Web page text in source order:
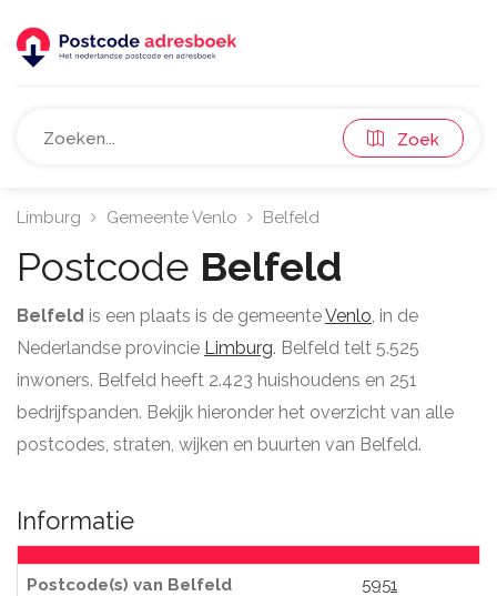
Zoek
Limburg Gemeente Venlo Belfeld
Postcode Belfeld
Belfeld is een plaats is de gemeenteVenlo, in de
Nederlandse provincie Limburg. Belfeld telt 5.525
inwoners. Belfeld heeft 2.423 huishoudens en 251
bedrijfspanden. Bekijk hieronder het overzicht van alle
postcodes, straten, wijken en buurten van Belfeld.
Informatie
Postcode(s) van Belfeld 5951